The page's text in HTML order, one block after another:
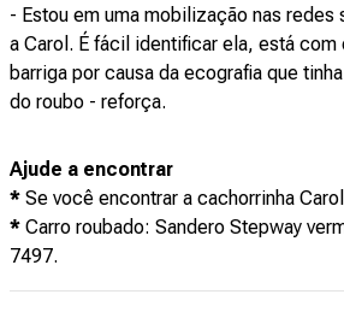
- Estou em uma mobilização nas redes
a Carol. É fácil identificar ela, está com
barriga por causa da ecografia que
do roubo - reforça.
Ajude a encontrar
* Se você encontrar a cachorrinha
* Carro roubado: Sandero Stepway
7497.